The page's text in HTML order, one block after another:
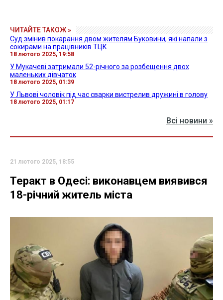
ЧИТАЙТЕ ТАКОЖ »
Суд змінив покарання двом жителям Буковини, які напали з
сокирами на працівників ТЦК
18 лютого 2025, 19:58
У Мукачеві затримали 52-річного за розбещення двох
маленьких дівчаток
18 лютого 2025, 01:39
У Львові чоловік під час сварки вистрелив дружині в голову
18 лютого 2025, 01:17
Всі новини »
21 лютого 2025, 18:55
Теракт в Одесі: виконавцем виявився
18-річний житель міста